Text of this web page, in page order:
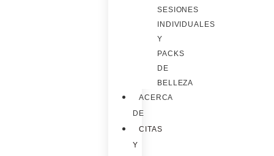
SESIONES
INDIVIDUALES
Y
PACKS
DE
BELLEZA
ACERCA
DE
CITAS
Y